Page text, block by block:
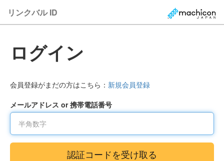
リンクバル ID
ログイン
会員登録がまだの方はこちら： 新規会員登録
メールアドレス or 携帯電話番号